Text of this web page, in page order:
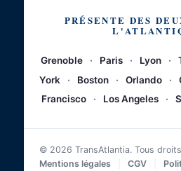
PRÉSENTE DES
Grenoble · Paris · Lyon ·
York
· Boston · Orlando ·
Francisco
· Los Angeles ·
© 2026 TransAtlantia. Tous
Mentions légales
CGV